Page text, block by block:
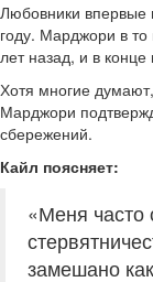
Любовники впервые
году. Марджори в
лет назад, и в
Хотя многие
Марджори
сбережений.
Кайл поясняет:
«Меня часто
замешано